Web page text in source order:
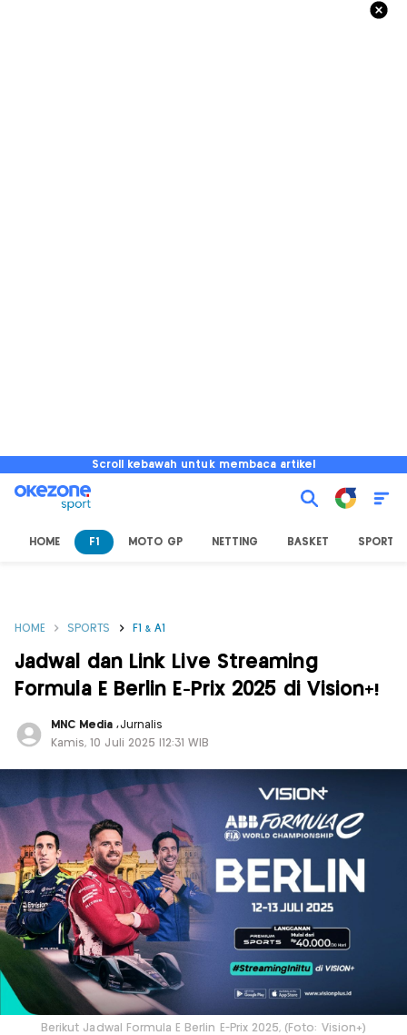
Scroll kebawah untuk membaca artikel
HOME F1 MOTO GP NETTING BASKET SPORT
HOME SPORTS F1 & A1
Jadwal dan Link Live Streaming
Formula E Berlin E-Prix 2025 di Vision+!
MNC Media,Jurnalis
Kamis, 10 Juli 2025 |12:31 WIB
Berikut Jadwal Formula E Berlin E-Prix 2025, (Foto: Vision+)